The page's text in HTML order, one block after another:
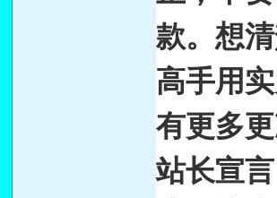
款。想
高手用
有更多
站长宣